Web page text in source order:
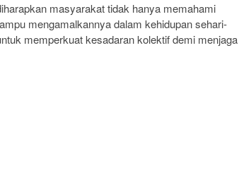
masyarakat tidak hanya memahami
mengamalkannya dalam kehidupan sehari-
memperkuat kesadaran kolektif demi menjaga